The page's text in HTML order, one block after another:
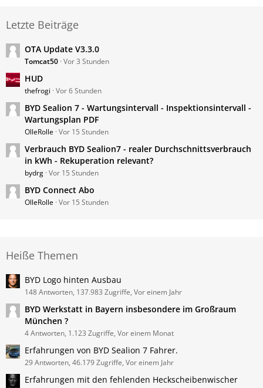
Letzte Beiträge
OTA Update V3.3.0
Tomcat50 Vor 3 Stunden
HUD
thefrogi Vor 6 Stunden
BYD Sealion 7 - Wartungsintervall - Inspektionsintervall -
Wartungsplan PDF
OlleRolle Vor 15 Stunden
Verbrauch BYD Sealion7 - realer Durchschnittsverbrauch
in kWh - Rekuperation relevant?
bydrg Vor 15 Stunden
BYD Connect Abo
OlleRolle Vor 15 Stunden
Heiße Themen
BYD Logo hinten Ausbau
148 Antworten, 137.983 Zugriffe, Vor einem Jahr
BYD Werkstatt in Bayern insbesondere im Großraum
München ?
4 Antworten, 1.123 Zugriffe, Vor einem Monat
Erfahrungen von BYD Sealion 7 Fahrer.
29 Antworten, 46.179 Zugriffe, Vor einem Jahr
Erfahrungen mit den fehlenden Heckscheibenwischer